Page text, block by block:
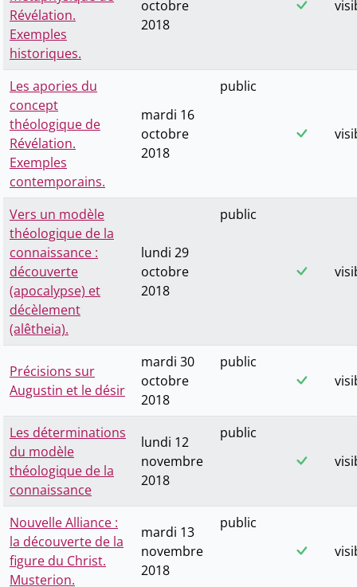
Révélation.
Exemples
historiques.
octobre
2018
Les apories du
concept
théologique de
Révélation.
Exemples
contemporains.
mardi 16
octobre
2018
public
Vers un modèle
théologique de la
connaissance :
découverte
(apocalypse) et
décèlement
(alêtheia).
lundi 29
octobre
2018
public
Précisions sur
Augustin et le désir
mardi 30
octobre
2018
public
Les déterminations
du modèle
théologique de la
connaissance
lundi 12
novembre
2018
public
Nouvelle Alliance :
la découverte de la
figure du Christ.
Musterion.
mardi 13
novembre
2018
public